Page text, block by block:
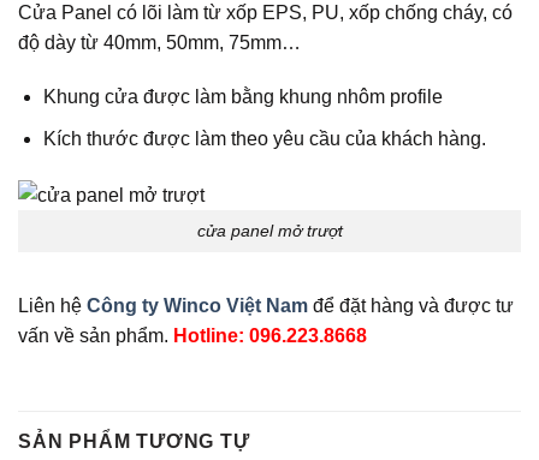
Cửa Panel có lõi làm từ xốp EPS, PU, xốp chống cháy, có
độ dày từ 40mm, 50mm, 75mm…
Khung cửa được làm bằng khung nhôm profile
Kích thước được làm theo yêu cầu của khách hàng.
cửa panel mở trượt
Liên hệ Công ty Winco Việt Nam để đặt hàng và được tư
vấn về sản phẩm. Hotline: 096.223.8668
SẢN PHẨM TƯƠNG TỰ